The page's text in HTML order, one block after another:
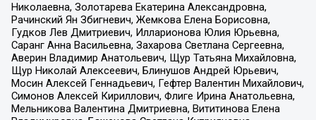
Николаевна, Золотарева Екатерина Александровна,
Рачинский Ян Збигневич, Жемкова Елена Борисовна,
Гудков Лев Дмитриевич, Илларионова Юлия Юрьевна,
Саранг Анна Васильевна, Захарова Светлана Сергеевна,
Аверин Владимир Анатольевич, Щур Татьяна Михайловна,
Щур Николай Алексеевич, Блинушов Андрей Юрьевич,
Мосин Алексей Геннадьевич, Гефтер Валентин Михайлович,
Симонов Алексей Кириллович, Флиге Ирина Анатольевна,
Мельникова Валентина Дмитриевна, Вититинова Елена